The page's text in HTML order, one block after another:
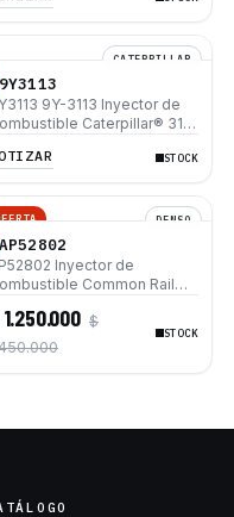
CATERPILLAR
9Y3113
9Y-3113 Inyector de
Caterpillar® 3114
STOCK
DENSO
AP52802
Inyector de
Common Rail
para Motor John
4045T 6068T
$
STOCK